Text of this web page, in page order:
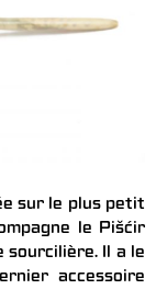
sur le plus petit
le Pišćir
sourcilière. Il a le
accessoire